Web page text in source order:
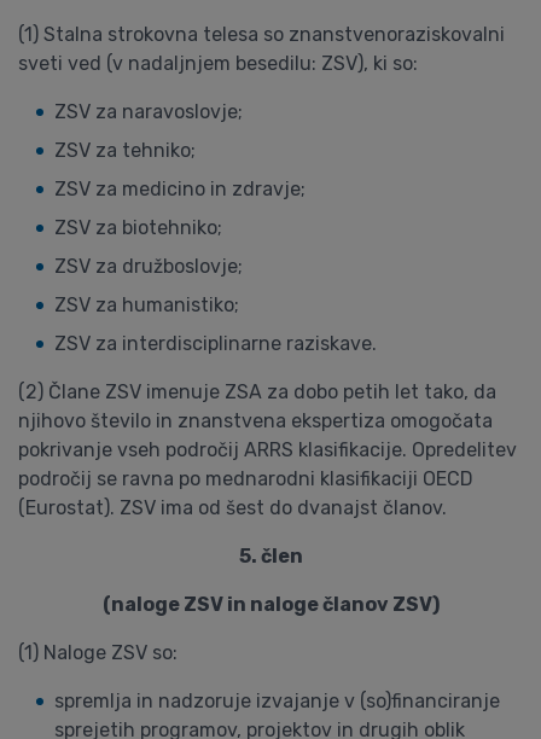
(1) Stalna strokovna telesa so znanstvenoraziskovalni
sveti ved (v nadaljnjem besedilu: ZSV), ki so:
ZSV za naravoslovje;
ZSV za tehniko;
ZSV za medicino in zdravje;
ZSV za biotehniko;
ZSV za družboslovje;
ZSV za humanistiko;
ZSV za interdisciplinarne raziskave.
(2) Člane ZSV imenuje ZSA za dobo petih let tako, da
njihovo število in znanstvena ekspertiza omogočata
pokrivanje vseh področij ARRS klasifikacije. Opredelitev
področij se ravna po mednarodni klasifikaciji OECD
(Eurostat). ZSV ima od šest do dvanajst članov.
5. člen
(naloge ZSV in naloge članov ZSV)
(1) Naloge ZSV so:
spremlja in nadzoruje izvajanje v (so)financiranje
sprejetih programov, projektov in drugih oblik